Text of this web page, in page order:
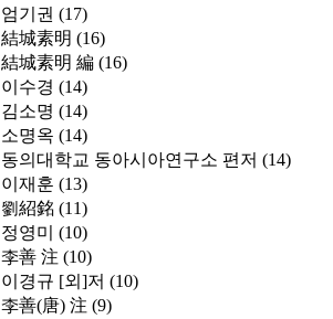
엄기권 (17)
結城素明 (16)
結城素明 編 (16)
이수경 (14)
김소명 (14)
소명옥 (14)
동의대학교 동아시아연구소 편저 (14)
이재훈 (13)
劉紹銘 (11)
정영미
(10)
李善 注 (10)
이경규 [외]저 (10)
李善(唐) 注 (9)